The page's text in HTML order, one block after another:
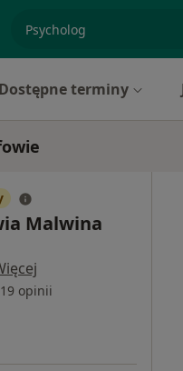
specjalizacja, badanie
Dostępne terminy
Malwina
opinii